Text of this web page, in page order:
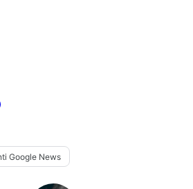
Google News